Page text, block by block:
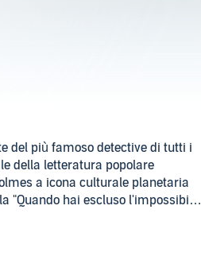
del più famoso detective di tutti i
della letteratura popolare
a icona culturale planetaria
"Quando hai escluso l'impossibile,